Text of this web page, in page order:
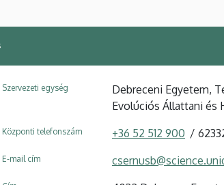
Szervezeti egység
Debreceni Egyetem,
Evolúciós Állattani és
Központi telefonszám +36 52 512 900
E-mail cím